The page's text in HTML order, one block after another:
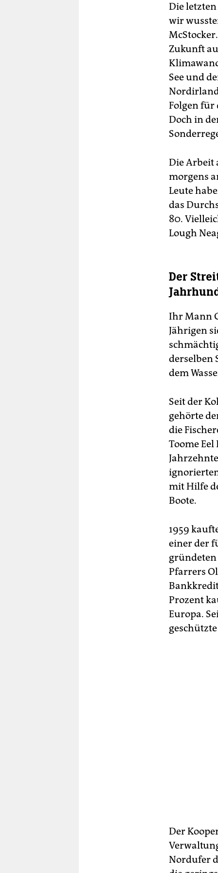
Die
wir
Zukunft
See und
Folgen für
Doch in
Die Arbeit
morgens
Leute
das
80.
Lough
Der
Ihr Mann
Jährigen
derselben
dem
Seit der
gehörte
die
Toome
mit Hilfe
Boote.
1959
einer der
gründeten
Pfarrers
Prozent
Europa.
Der
Nordufer